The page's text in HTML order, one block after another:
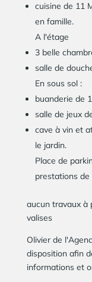
cuisine de 11
en famille.
A l'étage
3 belle
salle de
En sous sol :
buanderie de
salle de jeux
cave à vin et
le jardin.
Place de
prestations de
aucun travaux à
valises
Olivier de
disposition afin
informations et